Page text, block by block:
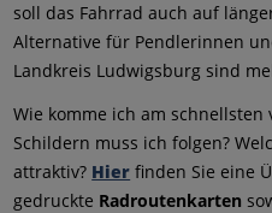
soll das Fahrrad auch auf
Alternative für Pendlerinnen
Landkreis Ludwigsburg sind
Wie komme ich am schnellsten
Schildern muss ich folgen?
attraktiv? Hier finden Sie eine
gedruckte Radroutenkarten